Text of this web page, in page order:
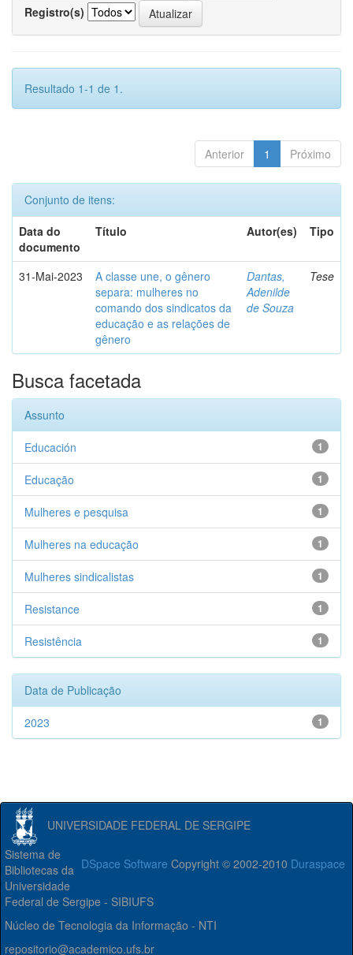
Registro(s)
Resultado 1-1 de 1.
Anterior 1 Próximo
Conjunto de itens:
Data do
documento
Título Autor(es) Tipo
31-Mai-2023
A classe une, o gênero
separa: mulheres no
comando dos sindicatos da
educação e as relações de
gênero
Dantas,
Adenilde
de Souza
Tese
Busca facetada
Assunto
1
Educación
1
Educação
1
Mulheres e pesquisa
1
Mulheres na educação
1
Mulheres sindicalistas
1
Resistance
1
Resistência
Data de Publicação
1
2023
UNIVERSIDADE FEDERAL DE SERGIPE
DSpace Software Copyright © 2002-2010 Duraspace
Sistema de
Bibliotecas da
Universidade
Federal de Sergipe - SIBIUFS
Núcleo de Tecnologia da Informação - NTI
repositorio@academico.ufs.br